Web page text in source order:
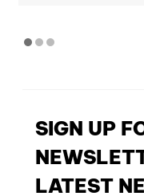
SIGN UP
LATEST